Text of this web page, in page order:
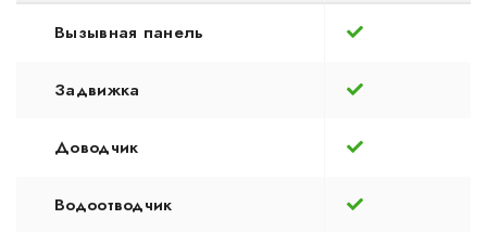
Вызывная панель
Задвижка
Доводчик
Водоотводчик